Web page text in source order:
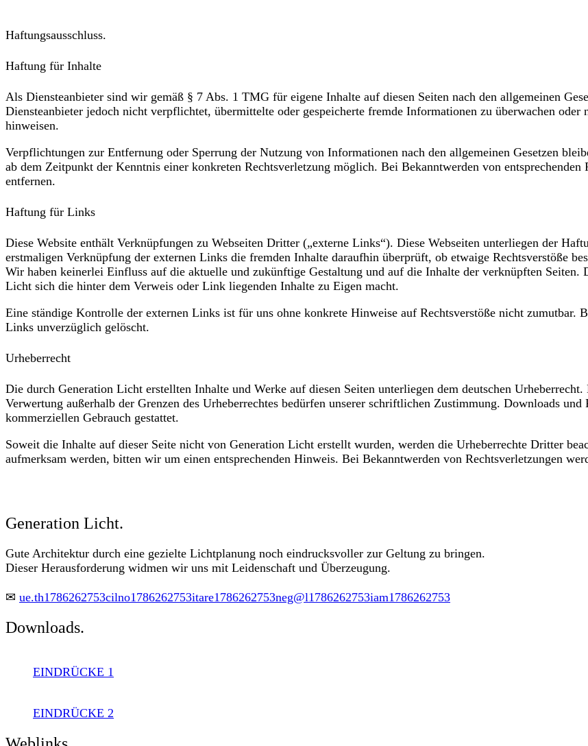
Haftungsausschluss.
Haftung für Inhalte
Als Diensteanbieter sind wir gemäß § 7 Abs. 1 TMG für eigene Inhalte auf diesen Seiten nach den allgemeinen
Diensteanbieter jedoch nicht verpflichtet, übermittelte oder gespeicherte fremde Informationen zu überwachen
hinweisen.
Verpflichtungen zur Entfernung oder Sperrung der Nutzung von Informationen nach den allgemeinen Gesetzen
ab dem Zeitpunkt der Kenntnis einer konkreten Rechtsverletzung möglich. Bei Bekanntwerden von
entfernen.
Haftung für Links
Diese Website enthält Verknüpfungen zu Webseiten Dritter („externe Links“). Diese Webseiten unterliegen der
erstmaligen Verknüpfung der externen Links die fremden Inhalte daraufhin überprüft, ob etwaige Rechtsverstöße
Wir haben keinerlei Einfluss auf die aktuelle und zukünftige Gestaltung und auf die Inhalte der verknüpften Seiten.
Licht sich die hinter dem Verweis oder Link liegenden Inhalte zu Eigen macht.
Eine ständige Kontrolle der externen Links ist für uns ohne konkrete Hinweise auf Rechtsverstöße nicht zumutbar.
Links unverzüglich gelöscht.
Urheberrecht
Die durch Generation Licht erstellten Inhalte und Werke auf diesen Seiten unterliegen dem deutschen
Verwertung außerhalb der Grenzen des Urheberrechtes bedürfen unserer schriftlichen Zustimmung. Downloads
kommerziellen Gebrauch gestattet.
Soweit die Inhalte auf dieser Seite nicht von Generation Licht erstellt wurden, werden die Urheberrechte Dritter
aufmerksam werden, bitten wir um einen entsprechenden Hinweis. Bei Bekanntwerden von Rechtsverletzungen
Generation Licht.
Gute Architektur durch eine gezielte Lichtplanung noch eindrucksvoller zur Geltung zu bringen.
Dieser Herausforderung widmen wir uns mit Leidenschaft und Überzeugung.
✉ ue.th1786262753cilno1786262753itare1786262753neg@l1786262753iam1786262753
Downloads.
EINDRÜCKE 1
EINDRÜCKE 2